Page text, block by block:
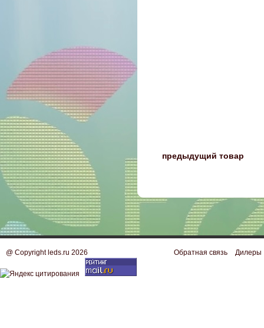
предыдущий товар
@ Copyright leds.ru 2026 Обратная связь Дилеры